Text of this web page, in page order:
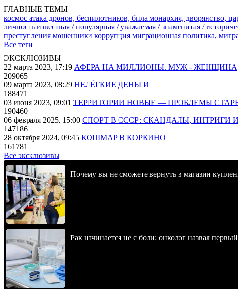
ГЛАВНЫЕ ТЕМЫ
космос атака дронов, беспилотников, бпла монархия, дворянство,
личность известная / популярная / уважаемая / знаменитая /
преступления мошенники коррупция миграционная политика,
Все теги
ЭКСКЛЮЗИВЫ
22 марта 2023, 17:19 АФЕРА НА МИЛЛИОНЫ. МУЖ - ЖЕНЩИНА
209065
09 марта 2023, 08:29 НЕЛЁГКИЕ ДЕНЬГИ
188471
03 июня 2023, 09:01 ТЕРРИТОРИИ НОВЫЕ — ПРОБЛЕМЫ
190460
06 февраля 2025, 15:00 СПОРТ В СССР: СКАНДАЛЫ, ИНТРИГИ
147186
28 октября 2024, 09:45 КОШМАР В КОРКИНО
161781
Все эксклюзивы
Почему вы не сможете вернуть в магазин
Рак начинается не с боли: онколог назвал